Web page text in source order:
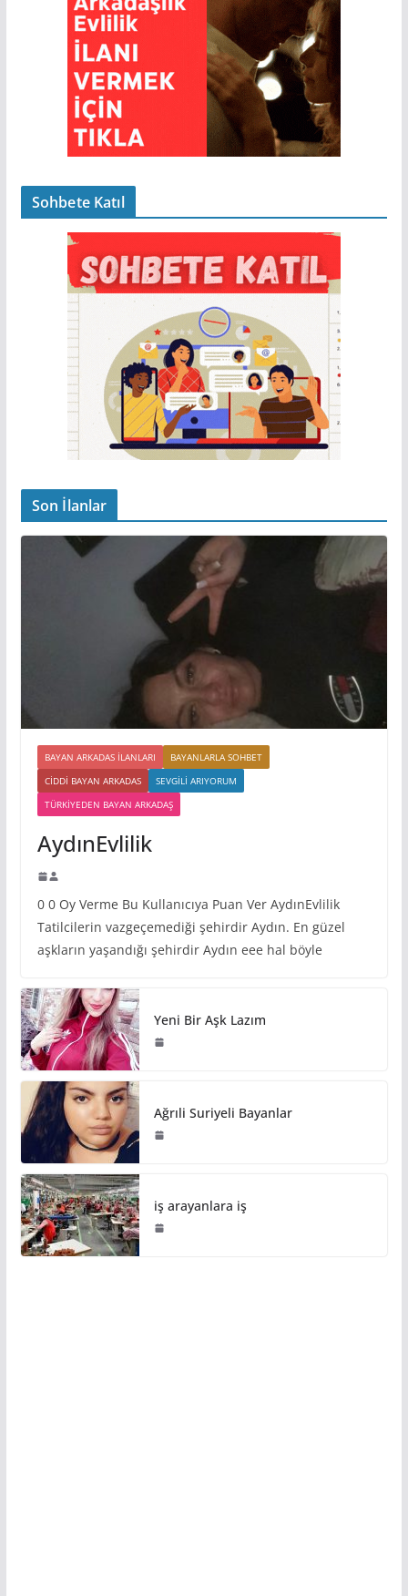
Sohbete Katıl
Son İlanlar
BAYAN ARKADAS ILANLARI
BAYANLARLA SOHBET
CIDDI BAYAN ARKADAS
SEVGILI ARIYORUM
TÜRKIYEDEN BAYAN ARKADAŞ
AydınEvlilik
0 0 Oy Verme Bu Kullanıcıya Puan Ver AydınEvlilik
Tatilcilerin vazgeçemediği şehirdir Aydın. En güzel
aşkların yaşandığı şehirdir Aydın eee hal böyle
Yeni Bir Aşk Lazım
Ağrıli Suriyeli Bayanlar
iş arayanlara iş